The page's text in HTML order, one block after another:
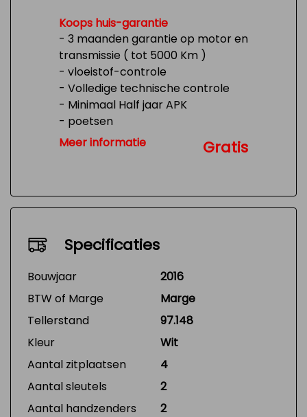
Koops huis-garantie
- 3 maanden garantie op motor en
transmissie ( tot 5000 Km )
- vloeistof-controle
- Volledige technische controle
- Minimaal Half jaar APK
- poetsen
- Tank 1/4 vol
Meer informatie Gratis
Specificaties
Bouwjaar
2016
BTW of Marge
Marge
Tellerstand
97.148
Kleur
Wit
Aantal zitplaatsen
4
Aantal sleutels
2
Aantal handzenders
2